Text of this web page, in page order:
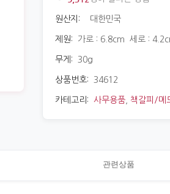
원산지: 대한민국
제원: 가로 : 6.8cm 세로 :
무게: 30g
상품번호: 34612
카테고리: 사무용품 책갈피/메
관련상품